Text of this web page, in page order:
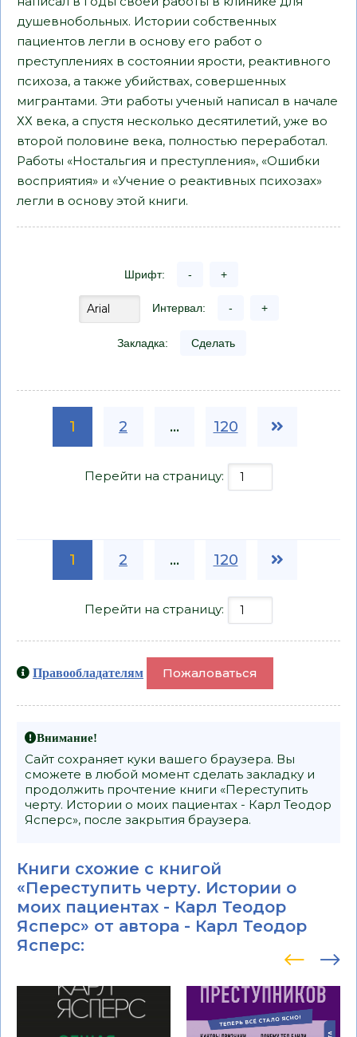
душевнобольных. Истории собственных
пациентов легли в основу его работ о
преступлениях в состоянии ярости, реактивного
психоза, а также убийствах, совершенных
мигрантами. Эти работы ученый написал в начале
ХХ века, а спустя несколько десятилетий, уже во
второй половине века, полностью переработал.
Работы «Ностальгия и преступления», «Ошибки
восприятия» и «Учение о реактивных психозах»
легли в основу этой книги.
Шрифт: - +
Интервал: - +
Закладка: Сделать
1 2 ... 120
Перейти на страницу:
1 2 ... 120
Перейти на страницу:
Правообладателям Пожаловаться
Внимание!
Сайт сохраняет куки вашего браузера. Вы
сможете в любой момент сделать закладку и
продолжить прочтение книги «Переступить
черту. Истории о моих пациентах - Карл Теодор
Ясперс», после закрытия браузера.
Книги схожие с книгой
«Переступить черту. Истории о
моих пациентах - Карл Теодор
Ясперс» от автора - Карл Теодор
Ясперс: